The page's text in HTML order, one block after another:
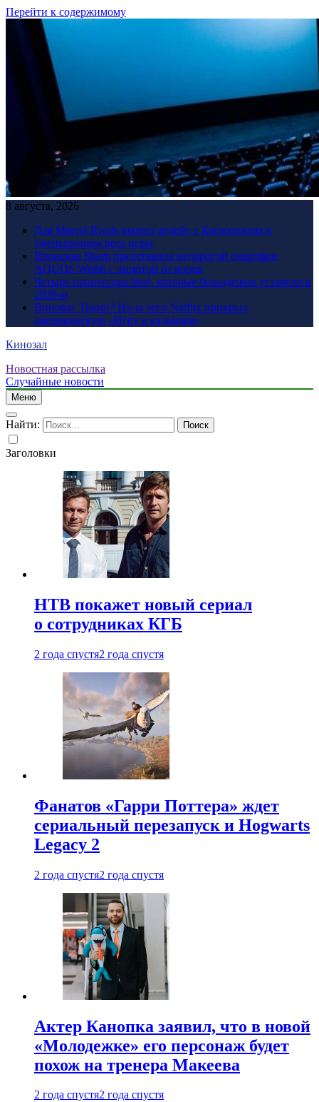
Перейти к содержимому
8 августа, 2026
Для Marvel Rivals вышел апдейт с Капюшоном и
уменьшением веса игры
Японская Sharp представила недорогой смартфон
AQUOS Wish6 с защитой от воров
Четыре процессора Intel, которые безнадежно устарели в
2026-м
Виноват Трамп? Из-за чего Netflix прикрыл
американскую «Игру в кальмара»
Кинозал
Новостная рассылка
Случайные новости
Меню
Найти:
Заголовки
НТВ покажет новый сериал
о сотрудниках КГБ
2 года спустя2 года спустя
Фанатов «Гарри Поттера» ждет
сериальный перезапуск и Hogwarts
Legacy 2
2 года спустя2 года спустя
Актер Канопка заявил, что в новой
«Молодежке» его персонаж будет
похож на тренера Макеева
2 года спустя2 года спустя